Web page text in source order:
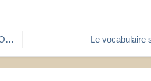
Le vocabulaire